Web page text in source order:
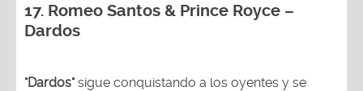
17. Romeo Santos & Prince Royce –
Dardos
"Dardos"sigue conquistando a los oyentes y se